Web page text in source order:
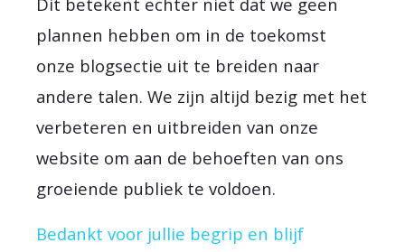
plannen hebben om in de toekomst
onze blogsectie uit te breiden naar
andere talen. We zijn altijd bezig met het
verbeteren en uitbreiden van onze
website om aan de behoeften van ons
groeiende publiek te voldoen.
Bedankt voor jullie begrip en blijf